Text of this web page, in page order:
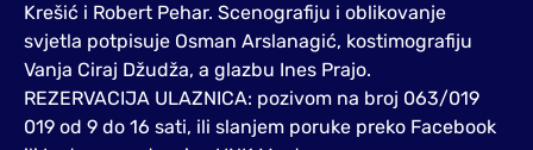
Krešić i Robert Pehar. Scenografiju i oblikovanje
svjetla potpisuje Osman Arslanagić, kostimografiju
Vanja Ciraj Džudža, a glazbu Ines Prajo.
REZERVACIJA ULAZNICA: pozivom na broj 063/019
019 od 9 do 16 sati, ili slanjem poruke preko Facebook